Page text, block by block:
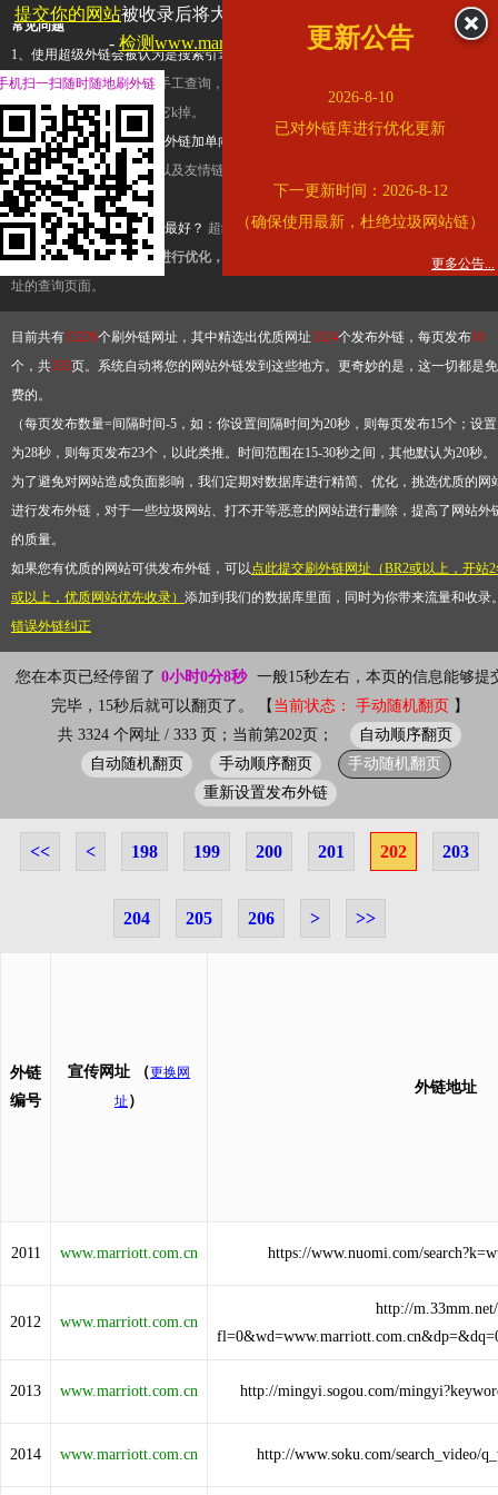
常见问题
1、使用超级外链会被认为是搜索引擎优化作弊吗？ 超级外链只是一个简便而集成
查询工具，模拟的是正常手工查询，不是作弊。如果是作弊，那您可以使用超级外
推广竞争对手的网址，让它k掉。
2、网站优化单纯依靠超级外链加单向链接可行吗？
链，需要结合普通的外链以及友情链接，您可以到站长论坛发布外链，到友情链接
台交换友情链接。
3、如何使用超级外链效果最好？ 超级外链不同于普通的外链，它是动态的链接，
有频繁使用超级外链工具进行优化，才能获得稳定的外链
，最终使搜索引擎收录带
址的查询页面。
目前共有13226个刷外链网址，其中精选出优质网址3324个发布外链，每页发布10
个，共333页。系统自动将您的网站外链发到这些地方。更奇妙的是，这一切都是免
费的。
（每页发布数量=间隔时间-5，如：你设置间隔时间为20秒，则每页发布15个；设置
为28秒，则每页发布23个，以此类推。时间范围在15-30秒之间，其他默认为20秒
为了避免对网站造成负面影响，我们定期对数据库进行精简、优化，挑选优质的网
进行发布外链，对于一些垃圾网站、打不开等恶意的网站进行删除，提高了网站外
的质量。
如果您有优质的网站可供发布外链，可以点此提交刷外链网址（BR2或以上，开站
或以上，优质网站优先收录） 添加到我们的数据库里面，同时为你带来流量和收录
错误外链纠正
您在本页已经停留了 0小时0分8秒
一般15秒左右，本页的信息能够提
完毕，15秒后就可以翻页了。 【 当前状态： 手动随机翻页 】
共 3324 个网址 / 333 页；当前第202页；
自动顺序翻页
自动随机翻页
手动顺序翻页
手动随机翻页
重新设置发布外链
<< < 198 199 200 201 202 203
204 205 206 > >>
外链
编号
宣传网址 （更换网
址 ）
外链地址
2011 www.marriott.com.cn https://www.nuomi.com/
2012 www.marriott.com.cn
http://
2013 www.marriott.com.cn http://mingyi.sogou.com/
2014 www.marriott.com.cn http://www.soku.com/search_video/
提交你的网站被收录后将大幅提升流量和外链，
查看展示页面
- 检测www.marriott.com.cn是否收录
更新公告
2026-8-10
已对外链库进行优化更新
下一更新时间：2026-8-12
（确保使用最新，杜绝垃圾网站链）
更多公告...
机扫一扫随时随地刷外链